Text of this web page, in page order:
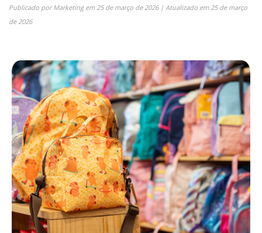
Publicado porMarketingem 25 de março de 2026| Atualizado em 25 de março
de 2026